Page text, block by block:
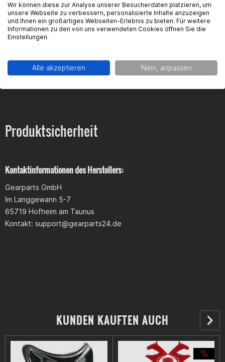
Manuel Siebenkittel
die bestellt aber irgentwie voll Georg dass es die nur in
Schwarz gibt :(
es sieht so geil aus und ist sehr leicht zu montieren passt
Daniel Steinbichl
Passgenau ist das Teil nicht wirklich.. der scheinwerfer wackelt
FAQ
Hier findest du die häufigsten Fragen und die dazugehörigen
Antworten zu diesem Artikel.
Produktsicherheit
Kontaktinformationen des Herstellers:
Gearparts GmbH
Im Langgewann 5-7
65719 Hofheim am Taunus
Kontakt: support@gearparts24.de
KUNDEN KAUFTEN AUCH
Wir können diese zur Analyse unserer Besucherdaten platzieren, um
unsere Webseite zu verbessern, personalisierte Inhalte anzuzeigen
und Ihnen ein großartiges Webseiten-Erlebnis zu bieten. Für weitere
Informationen zu den von uns verwendeten Cookies öffnen Sie die
Einstellungen.
Alle akzeptieren Nein, anpassen